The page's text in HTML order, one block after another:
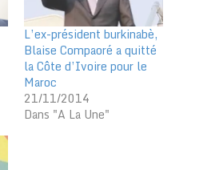
L’ex-président burkinabè,
Blaise Compaoré a quitté
la Côte d’Ivoire pour le
Maroc
21/11/2014
Dans "A La Une"